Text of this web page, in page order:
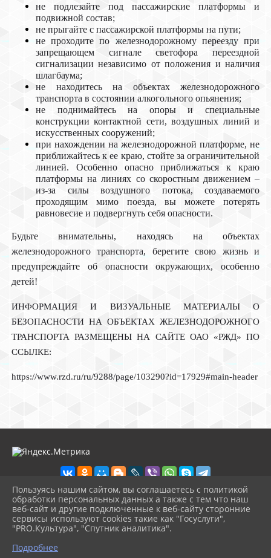
не подлезайте под пассажирские платформы и
подвижной состав;
не прыгайте с пассажирской платформы на пути;
не проходите по железнодорожному переезду при
запрещающем сигнале светофора переездной
сигнализации независимо от положения и наличия
шлагбаума;
не находитесь на объектах железнодорожного
транспорта в состоянии алкогольного опьянения;
не поднимайтесь на опоры и специальные
конструкции контактной сети, воздушных линий и
искусственных сооружений;
при нахождении на железнодорожной платформе, не
приближайтесь к ее краю, стойте за ограничительной
линией. Особенно опасно приближаться к краю
платформы на линиях со скоростным движением –
из-за силы воздушного потока, создаваемого
проходящим мимо поезда, вы можете потерять
равновесие и подвергнуть себя опасности.
Будьте внимательны, находясь на объектах
железнодорожного транспорта, берегите свою жизнь и
предупреждайте об опасности окружающих, особенно
детей!
ИНФОРМАЦИЯ И ВИЗУАЛЬНЫЕ МАТЕРИАЛЫ О
БЕЗОПАСНОСТИ НА ОБЪЕКТАХ ЖЕЛЕЗНОДОРОЖНОГО
ТРАНСПОРТА РАЗМЕЩЕНЫ НА САЙТЕ ОАО «РЖД» ПО
ССЫЛКЕ:
https://www.rzd.ru/ru/9288/page/103290?id=17929#main-header
2026 г. sosh9sonkovo.ru
Вход
Карта сайта
Политика обработки персональных данных
Пользуясь нашим сайтом, вы соглашаетесь с политикой
обработки персональных данных а также с тем что наш
веб-сайт и другие подключенные к веб-сайту сторонние
сервисы используют cookies такие как "Госуслуги",
"PRO.Культура", "Спутник аналитика".
Подробнее